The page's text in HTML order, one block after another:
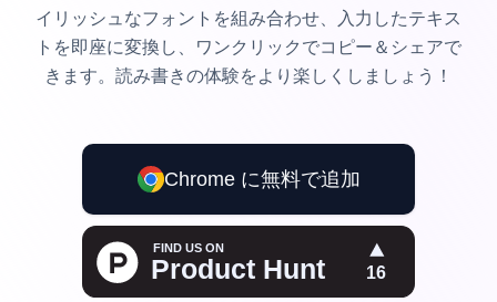
イリッシュなフォントを組み合わせ、入力したテキス
トを即座に変換し、ワンクリックでコピー＆シェアで
きます。読み書きの体験をより楽しくしましょう！
Chrome に無料で追加